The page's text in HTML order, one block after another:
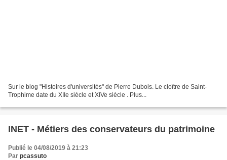
Sur le blog "Histoires d'universités" de Pierre Dubois. Le cloître de Saint-
Trophime date du XIIe siècle et XIVe siècle . Plus...
INET - Métiers des conservateurs du patrimoine
Publié le 04/08/2019 à 21:23
Par pcassuto